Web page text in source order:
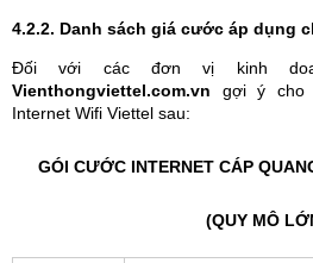
4.2.2. Danh sách giá cước áp dụng
Đối với các đơn vị kinh
Vienthongviettel.com.vn gợi ý cho
Internet Wifi Viettel sau:
GÓI CƯỚC INTERNET CÁP
(QUY MÔ